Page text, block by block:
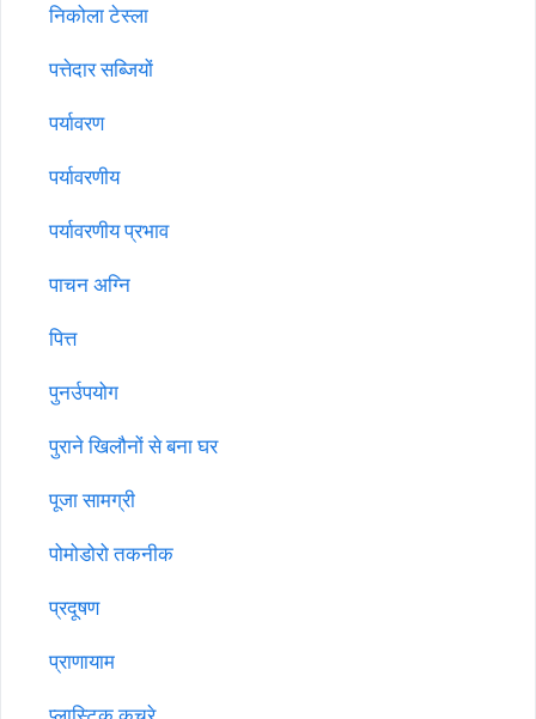
निकोला टेस्ला
पत्तेदार सब्जियों
पर्यावरण
पर्यावरणीय
पर्यावरणीय प्रभाव
पाचन अग्नि
पित्त
पुनर्उपयोग
पुराने खिलौनों से बना घर
पूजा सामग्री
पोमोडोरो तकनीक
प्रदूषण
प्राणायाम